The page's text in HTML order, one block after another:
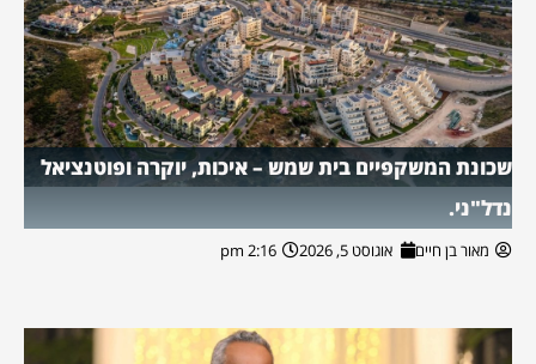
שכונת המשקפיים בית שמש – איכות, יוקרה ופוטנציאל
נדל"ני.
מאור בן חיים אוגוסט 5, 2026 2:16 pm